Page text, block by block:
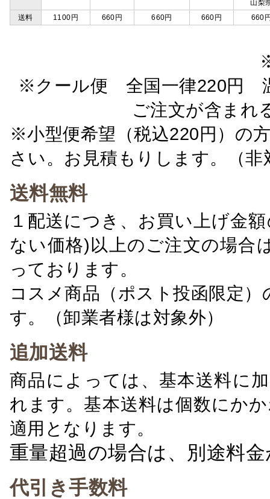
山梨
送料
1100円 660円 660円 660円 660
※クール便 全国一律220円
ご注文が含ま
※小型便希望（税込220円）の
さい。お見積もりします。（非
送料無料
１配送につき、お買い上げ金
ない価格)以上のご注文の場合
っております。
コスメ商品（ポスト投函限定
す。（卸業者様は対象外）
追加送料
商品によっては、基本送料に
れます。基本送料は個数にか
適用となります。
重量超過の場合は、別途料
代引き手数料